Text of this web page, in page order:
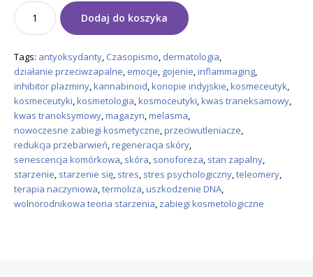
ilość
Czasopismo
Popularnonaukowe
Kosmetologia
Estetyczna
nr
3/2026
KE
wersja
papierowa
Dodaj do koszyka
Tags: antyoksydanty, Czasopismo, dermatologia,
działanie przeciwzapalne, emocje, gojenie,inflammaging,
inhibitor plazminy,kannabinoid,konopie indyjskie,kosmeceutyk,
kosmeceutyki,kosmetologia,kosmoceutyki,kwas traneksamowy,
kwas tranoksymowy,magazyn,melasma,
nowoczesne zabiegi kosmetyczne,przeciwutleniacze,
redukcja przebarwień,regeneracja skóry,
senescencja komórkowa, skóra, sonoforeza, stan zapalny,
starzenie, starzenie się, stres, stres psychologiczny,teleomery,
terapia naczyniowa,termoliza,uszkodzenie DNA,
wolnorodnikowa teoria starzenia, zabiegi kosmetologiczne